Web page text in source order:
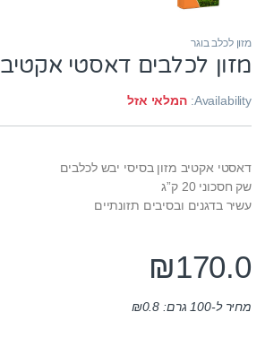
מזון לכלב בוגר
מזון לכלבים דאסטי אקטיב 20 ק”ג
Availability: המלאי אזל
דאסטי אקטיב מזון בסיסי יבש לכלבים
שק חסכוני 20 ק”ג
עשיר בדגנים ובסיבים תזונתיים
₪170.0
מחיר ל-100 גרם: ₪0.8